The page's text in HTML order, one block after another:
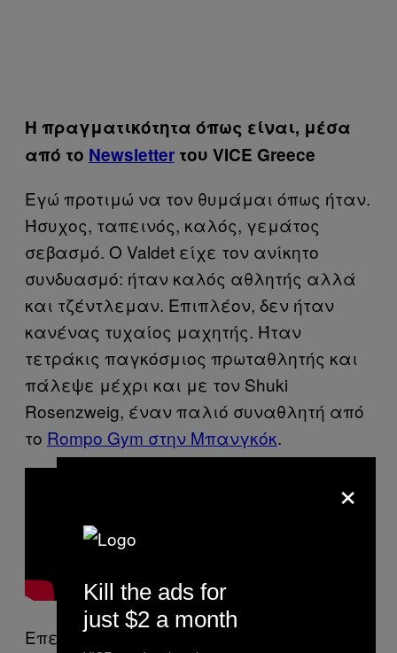
Η πραγματικότητα όπως είναι, μέσα
από το Newsletter του VICE Greece
Εγώ προτιμώ να τον θυμάμαι όπως ήταν.
Ήσυχος, ταπεινός, καλός, γεμάτος
σεβασμό. O Valdet είχε τον ανίκητο
συνδυασμό: ήταν καλός αθλητής αλλά
και τζέντλεμαν. Επιπλέον, δεν ήταν
κανένας τυχαίος μαχητής. Ήταν
τετράκις παγκόσμιος πρωταθλητής και
πάλεψε μέχρι και με τον Shuki
Rosenzweig, έναν παλιό συναθλητή από
το Rompo Gym στην Μπανγκόκ.
Επειδή η Μπανγκόκ είναι μικρή πόλη,
×
Kill the ads for
just $2 a month